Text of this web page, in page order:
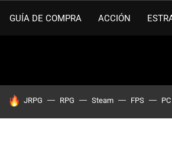
GUÍA DE COMPRA ACCIÓN
HOY SE HABLA DE
JRPG RPG Steam FPS